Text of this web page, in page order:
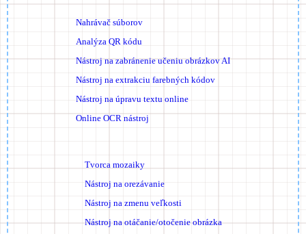
Nahrávač súborov
Analýza QR kódu
Nástroj na zabránenie učeniu obrázkov AI
Nástroj na extrakciu farebných kódov
Nástroj na úpravu textu online
Online OCR nástroj
Tvorca mozaiky
Nástroj na orezávanie
Nástroj na zmenu veľkosti
Nástroj na otáčanie/otočenie obrázka